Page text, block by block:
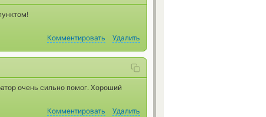
Комментировать Удалить
очень сильно помог. Хороший
Комментировать Удалить